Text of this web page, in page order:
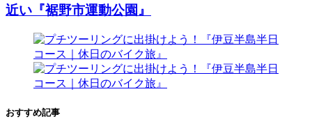
近い『裾野市運動公園』
おすすめ記事